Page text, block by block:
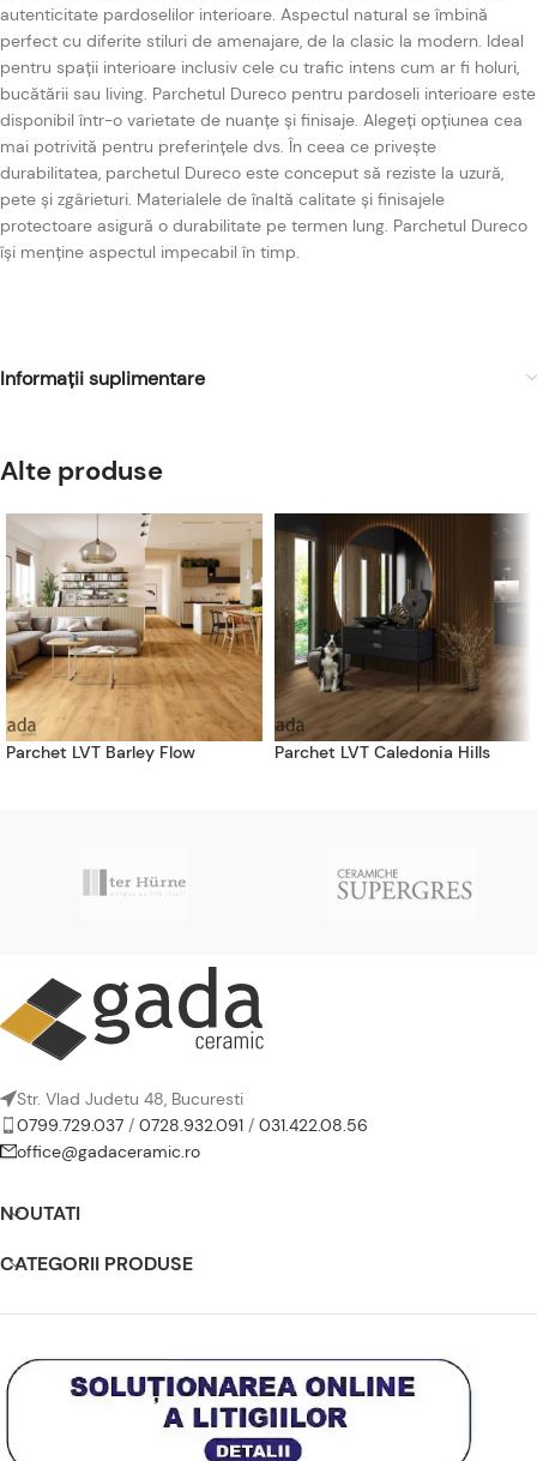
autenticitate pardoselilor interioare. Aspectul natural se îmbină
perfect cu diferite stiluri de amenajare, de la clasic la modern. Ideal
pentru spații interioare inclusiv cele cu trafic intens cum ar fi holuri,
bucătării sau living. Parchetul Dureco pentru pardoseli interioare este
disponibil într-o varietate de nuanțe și finisaje. Alegeți opțiunea cea
mai potrivită pentru preferințele dvs. În ceea ce privește
durabilitatea, parchetul Dureco este conceput să reziste la uzură,
pete și zgârieturi. Materialele de înaltă calitate și finisajele
protectoare asigură o durabilitate pe termen lung. Parchetul Dureco
își menține aspectul impecabil în timp.
Informații suplimentare
Alte produse
Parchet LVT Barley Flow Parchet LVT Caledonia Hills
Str. Vlad Judetu 48, Bucuresti
0799.729.037 / 0728.932.091 / 031.422.08.56
office@gadaceramic.ro
NOUTATI
CATEGORII PRODUSE